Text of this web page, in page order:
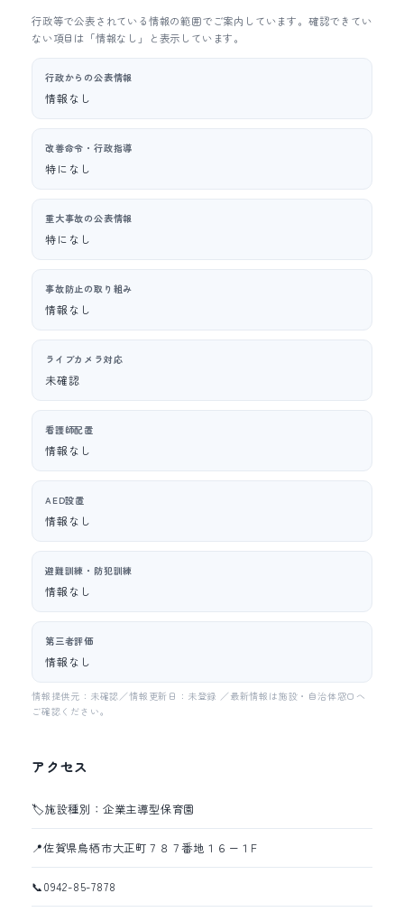
行政等で公表されている情報の範囲でご案内しています。確認できてい
ない項目は「情報なし」と表示しています。
行政からの公表情報
情報なし
改善命令・行政指導
特になし
重大事故の公表情報
特になし
事故防止の取り組み
情報なし
ライブカメラ対応
未確認
看護師配置
情報なし
AED設置
情報なし
避難訓練・防犯訓練
情報なし
第三者評価
情報なし
情報提供元：未確認／情報更新日：未登録 ／最新情報は施設・自治体窓口へ
ご確認ください。
アクセス
🏷️施設種別：企業主導型保育園
📍佐賀県鳥栖市大正町７８７番地１６ー１F
📞0942-85-7878